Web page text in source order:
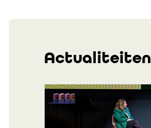
Actualiteiten